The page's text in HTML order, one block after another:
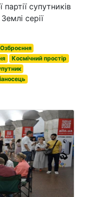
супутників
серії
Озброєння
Космічний простір